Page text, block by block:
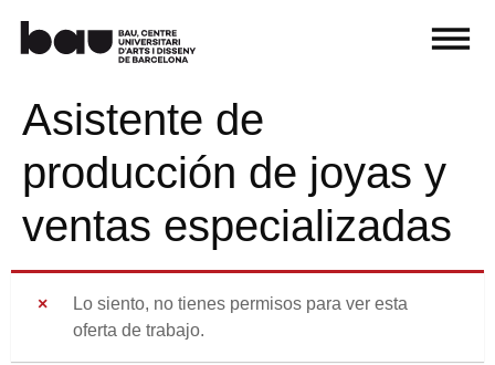
Asistente de
producción de joyas y
ventas especializadas
Lo siento, no tienes permisos para ver esta
oferta de trabajo.